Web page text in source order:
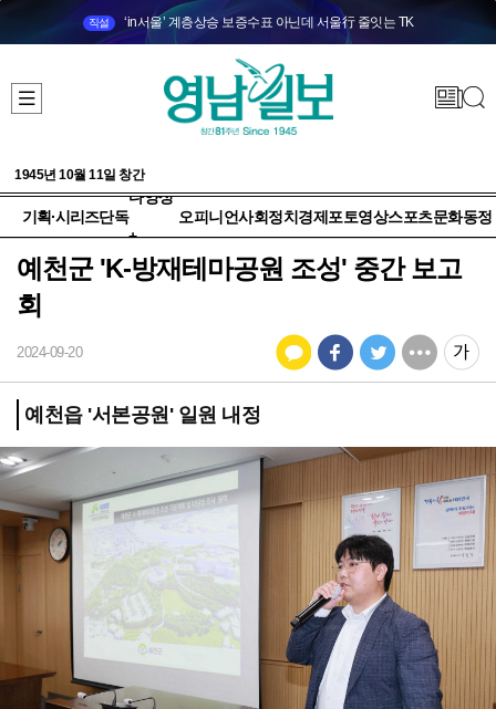
직설 ‘in서울’ 계층상승 보증수표 아닌데 서울行 줄잇는 TK
1945년 10월 11일 창간
기획·시리즈단독
다양성
+
오피니언사회정치 경제 포토영상스포츠문화동정
예천군 'K-방재테마공원 조성' 중간 보고
회
2024-09-20
예천읍 '서본공원' 일원 내정